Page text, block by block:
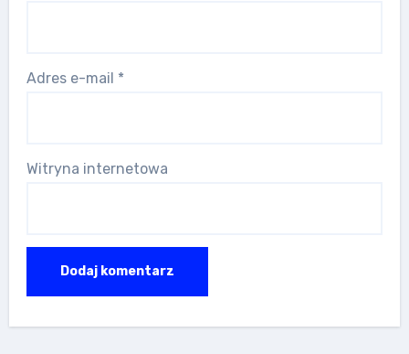
Adres e-mail *
Witryna internetowa